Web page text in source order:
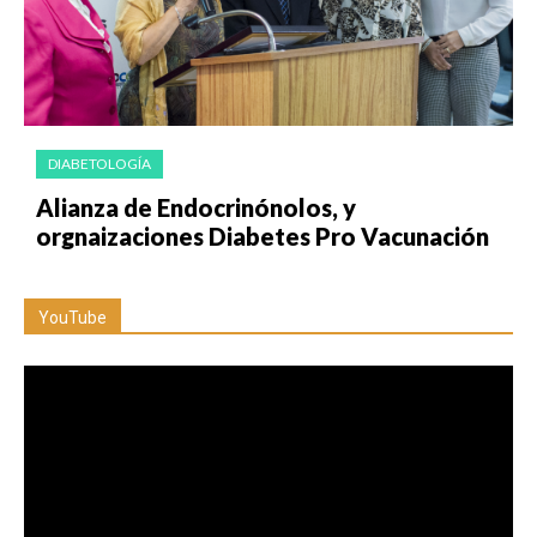
DIABETOLOGÍA
Alianza de Endocrinónolos, y
orgnaizaciones Diabetes Pro Vacunación
YouTube